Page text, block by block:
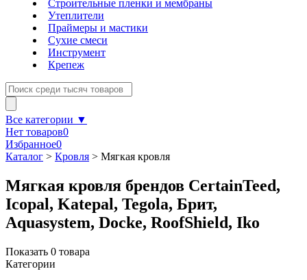
Строительные пленки и мембраны
Утеплители
Праймеры и мастики
Сухие смеси
Инструмент
Крепеж
Все категории ▼
Нет товаров0
Избранное0
Каталог > Кровля > Мягкая кровля
Мягкая кровля брендов CertainTeed,
Icopal, Katepal, Tegola, Брит,
Aquasystem, Docke, RoofShield, Iko
Показать 0 товара
Категории